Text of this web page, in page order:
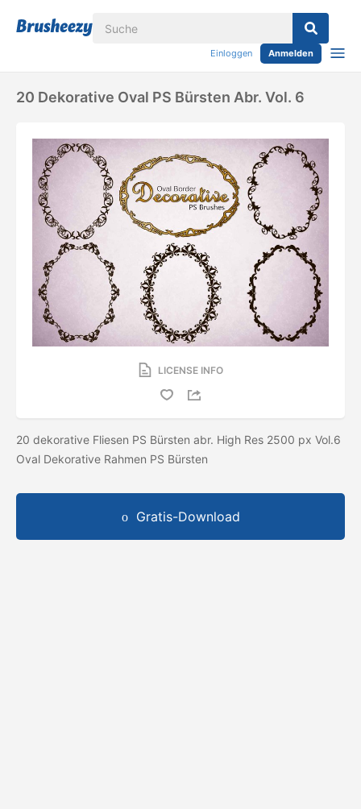
Einloggen Anmelden
20 Dekorative Oval PS Bürsten Abr. Vol. 6
LICENSE INFO
20 dekorative Fliesen PS Bürsten abr. High Res 2500 px Vol.6
Oval Dekorative Rahmen PS Bürsten
Gratis-Download